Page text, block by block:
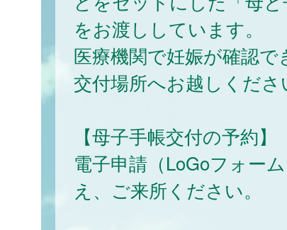
をお渡ししています。
医療機関で妊娠が確認
交付場所へお越しくださ
【母子手帳交付の予約】
電子申請（LoGoフォー
え、ご来所ください。